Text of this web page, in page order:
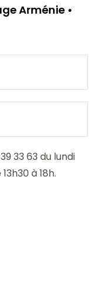
Arménie •
33 63 du lundi
à 18h.